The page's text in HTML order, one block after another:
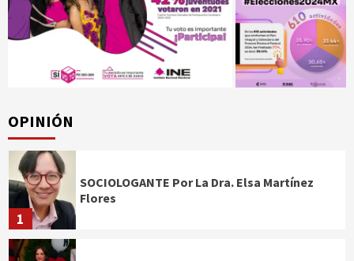
OPINIÓN
1
SOCIOLOGANTE Por La Dra. Elsa Martínez
Flores